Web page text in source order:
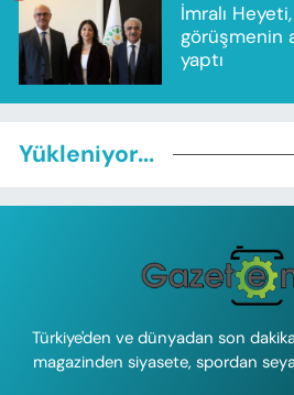
İmralı
görüşmenin
yaptı
Yükleniyor...
Türkiye'den ve dünyadan son dakika
magazinden siyasete, spordan